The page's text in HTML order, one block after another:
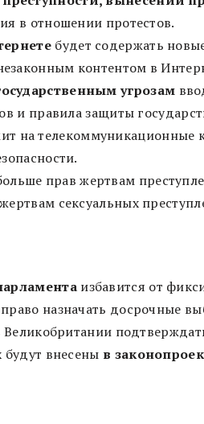
в отношении протестов.
будет содержать
контентом в
угрозам
и правила защиты
на
прав жертвам
сексуальных
избавится от
назначать досрочные
Великобритании
внесены в